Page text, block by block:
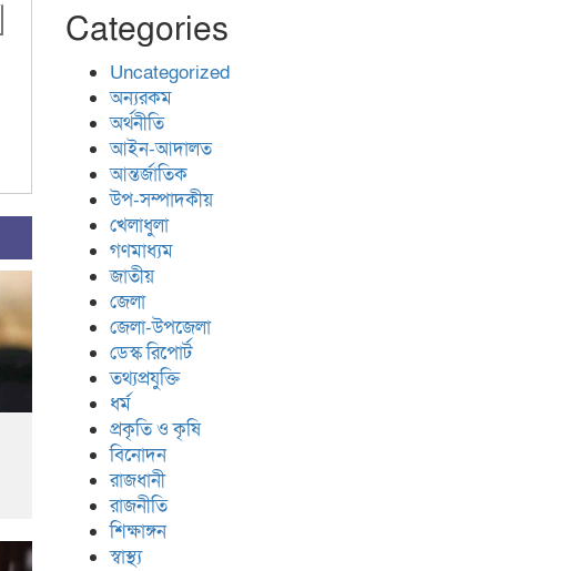
Categories
Uncategorized
অন্যরকম
অর্থনীতি
আইন-আদালত
আন্তর্জাতিক
উপ-সম্পাদকীয়
খেলাধুলা
গণমাধ্যম
জাতীয়
জেলা
জেলা-উপজেলা
ডেস্ক রিপোর্ট
তথ্যপ্রযুক্তি
ধর্ম
প্রকৃতি ও কৃষি
বিনোদন
রাজধানী
রাজনীতি
শিক্ষাঙ্গন
স্বাস্থ্য